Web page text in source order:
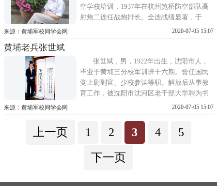
空学校培训，1937年在杭州笕桥防空部队高
射炮二连任战炮排长。全连战绩显著，于
1937年8月14日在杭州笕桥空军基地上空击落
昆明黄埔军校五分校十二期深造学习。1942
年毕业分配到云南空军特务
来源：黄埔军校同学会网 2020-07-05 15:07
黄埔老兵张世斌
张世斌，男，1922年出生，沈阳市人，
毕业于黄埔三分校军训班十六期。曾任国民
党上尉副官、少校参谋等职。解放后从事教
育工作，被沈阳市沈河区老干部大学聘为书
法讲师兼区书法协会会长，系沈阳市书法家
画家，被授予二十世纪功勋艺术家称号，书
法曾在日本展出，获富士杯金奖。在迎奥运
来源：黄埔军校同学会网 2020-07-05 15:07
上一页 1 2 3 4
5
下一页